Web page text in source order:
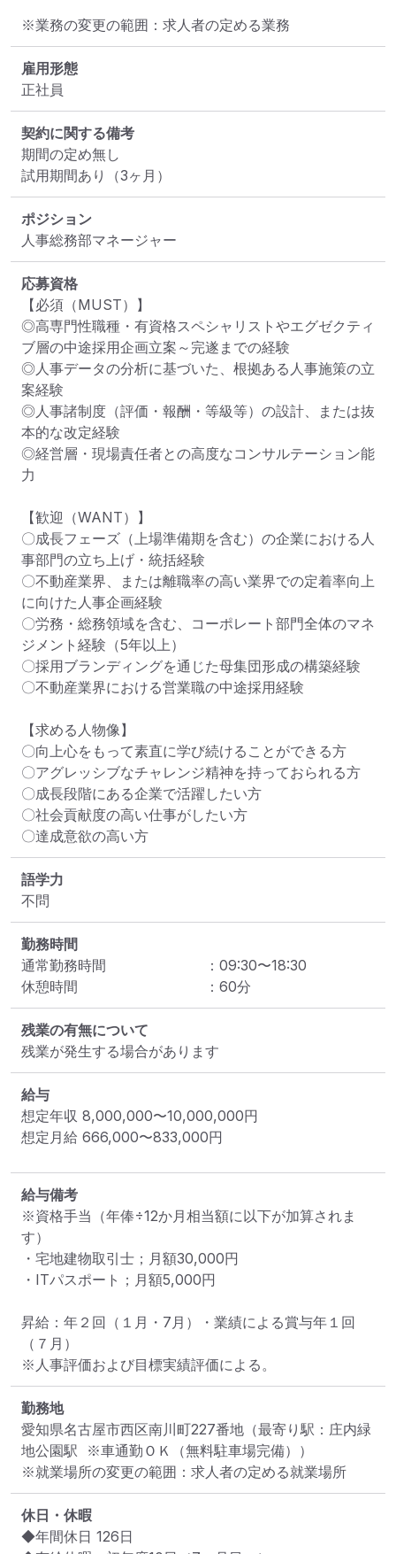
※業務の変更の範囲：求人者の定める業務
雇用形態
正社員
契約に関する備考
期間の定め無し
試用期間あり（3ヶ月）
ポジション
人事総務部マネージャー
応募資格
【必須（MUST）】
◎高専門性職種・有資格スペシャリストやエグゼクティ
ブ層の中途採用企画立案～完遂までの経験
◎人事データの分析に基づいた、根拠ある人事施策の立
案経験
◎人事諸制度（評価・報酬・等級等）の設計、または抜
本的な改定経験
◎経営層・現場責任者との高度なコンサルテーション能
力
【歓迎（WANT）】
〇成長フェーズ（上場準備期を含む）の企業における人
事部門の立ち上げ・統括経験
〇不動産業界、または離職率の高い業界での定着率向上
に向けた人事企画経験
〇労務・総務領域を含む、コーポレート部門全体のマネ
ジメント経験（5年以上）
〇採用ブランディングを通じた母集団形成の構築経験
〇不動産業界における営業職の中途採用経験
【求める人物像】
〇向上心をもって素直に学び続けることができる方
〇アグレッシブなチャレンジ精神を持っておられる方
〇成長段階にある企業で活躍したい方
〇社会貢献度の高い仕事がしたい方
〇達成意欲の高い方
語学力
不問
勤務時間
通常勤務時間
： 09:30〜18:30
休憩時間
： 60分
残業の有無について
残業が発生する場合があります
給与
想定年収 8,000,000〜10,000,000円
想定月給 666,000〜833,000円
給与備考
※資格手当（年俸÷12か月相当額に以下が加算されま
す）
・宅地建物取引士；月額30,000円
・ITパスポート；月額5,000円
昇給：年２回（１月・7月）・業績による賞与年１回
（７月）
※人事評価および目標実績評価による。
勤務地
愛知県名古屋市西区南川町227番地 （最寄り駅：庄内緑
地公園駅  ※車通勤ＯＫ（無料駐車場完備））
※就業場所の変更の範囲：求人者の定める就業場所
休日・休暇
◆年間休日 126日